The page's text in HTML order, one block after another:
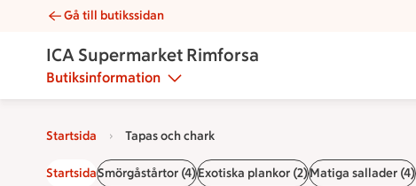
Tapas och chark | Catering ICA Supermarket Rimforsa
Gå till butikssidan
ICA Supermarket Rimforsa
Butiksinformation
Startsida Tapas och chark
StartsidaSmörgåstårtor (4)Exotiska plankor (2)Matiga sallader (4)